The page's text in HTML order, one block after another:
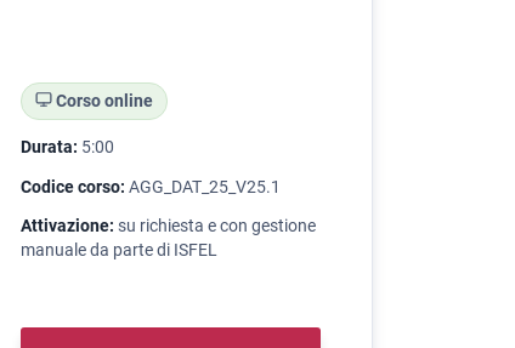
Corso online
Durata: 5:00
Codice corso: AGG_DAT_25_V25.1
Attivazione: su richiesta e con gestione
manuale da parte di ISFEL